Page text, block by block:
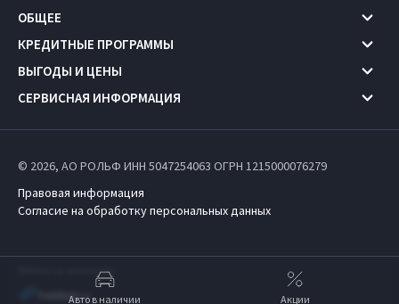
ОБЩЕЕ
КРЕДИТНЫЕ ПРОГРАММЫ
ВЫГОДЫ И ЦЕНЫ
СЕРВИСНАЯ ИНФОРМАЦИЯ
© 2026, АО РОЛЬФ ИНН 5047254063 ОГРН 1215000076279
Правовая информация
Согласие на обработку персональных данных
Работает на технологиях
Авто в наличии Акции